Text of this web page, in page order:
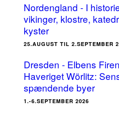
Nordengland - I
vikinger, klostre,
kyster
25.AUGUST TIL 2.SEPTEMBER
Dresden - Elbens
Haveriget Wörlitz:
spændende byer
1.-6.SEPTEMBER 2026